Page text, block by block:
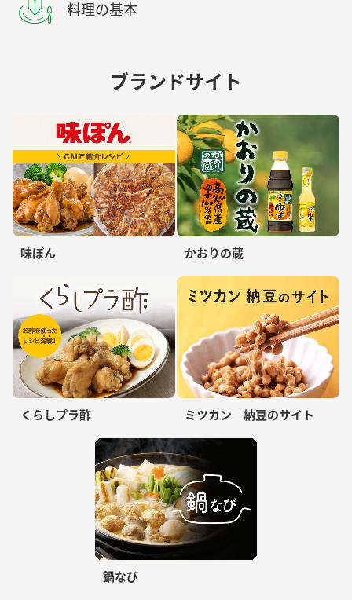
料理の基本
ブランドサイト
味ぽん かおりの蔵
くらしプラ酢 ミツカン 納豆のサイト
鍋なび